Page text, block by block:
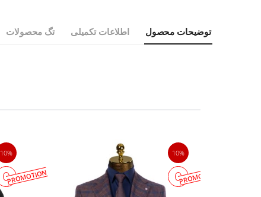
توضیحات محصول اطلاعات تکمیلی تگ محصولات
10%
PROMOTION
10%
PROMOTION